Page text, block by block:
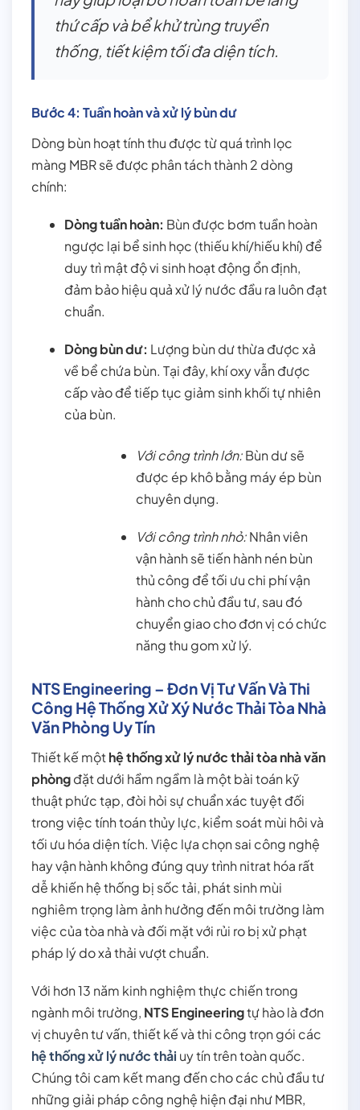
thứ cấp và bể khử trùng truyền
thống, tiết kiệm tối đa diện tích.
Bước 4: Tuần hoàn và xử lý bùn dư
Dòng bùn hoạt tính thu được từ quá trình lọc
màng MBR sẽ được phân tách thành 2 dòng
chính:
Dòng tuần hoàn: Bùn được bơm tuần hoàn
ngược lại bể sinh học (thiếu khí/hiếu khí) để
duy trì mật độ vi sinh hoạt động ổn định,
đảm bảo hiệu quả xử lý nước đầu ra luôn đạt
chuẩn.
Dòng bùn dư: Lượng bùn dư thừa được xả
về bể chứa bùn. Tại đây, khí oxy vẫn được
cấp vào để tiếp tục giảm sinh khối tự nhiên
của bùn.
Với công trình lớn:Bùn dư sẽ
được ép khô bằng máy ép bùn
chuyên dụng.
Với công trình nhỏ:Nhân viên
vận hành sẽ tiến hành nén bùn
thủ công để tối ưu chi phí vận
hành cho chủ đầu tư, sau đó
chuyển giao cho đơn vị có chức
năng thu gom xử lý.
NTS Engineering – Đơn Vị Tư Vấn Và Thi
Công Hệ Thống Xử Xý Nước Thải Tòa Nhà
Văn Phòng Uy Tín
Thiết kế mộthệ thống xử lý nước thải tòa nhà văn
phòngđặt dưới hầm ngầm là một bài toán kỹ
thuật phức tạp, đòi hỏi sự chuẩn xác tuyệt đối
trong việc tính toán thủy lực, kiểm soát mùi hôi và
tối ưu hóa diện tích. Việc lựa chọn sai công nghệ
hay vận hành không đúng quy trình nitrat hóa rất
dễ khiến hệ thống bị sốc tải, phát sinh mùi
nghiêm trọng làm ảnh hưởng đến môi trường làm
việc của tòa nhà và đối mặt với rủi ro bị xử phạt
pháp lý do xả thải vượt chuẩn.
Với hơn 13 năm kinh nghiệm thực chiến trong
ngành môi trường, NTS Engineeringtự hào là đơn
vị chuyên tư vấn, thiết kế và thi công trọn gói các
hệ thống xử lý nước thải uy tín trên toàn quốc.
Chúng tôi cam kết mang đến cho các chủ đầu tư
những giải pháp công nghệ hiện đại như MBR,